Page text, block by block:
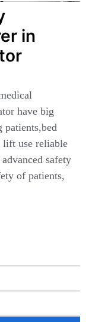
in
have big
patients,bed
lift use reliable
safety
of patients,